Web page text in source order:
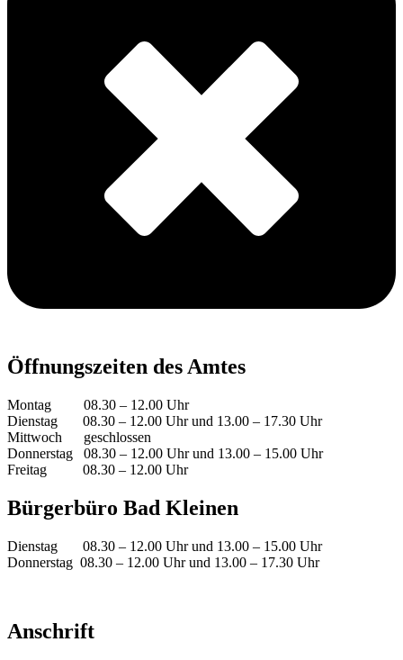
Öffnungszeiten des Amtes
Montag 08.30 – 12.00 Uhr
Dienstag 08.30 – 12.00 Uhr und 13.00 – 17.30 Uhr
Mittwoch geschlossen
Donnerstag 08.30 – 12.00 Uhr und 13.00 – 15.00 Uhr
Freitag 08.30 – 12.00 Uhr
Bürgerbüro Bad Kleinen
Dienstag 08.30 – 12.00 Uhr und 13.00 – 15.00 Uhr
Donnerstag 08.30 – 12.00 Uhr und 13.00 – 17.30 Uhr
Anschrift